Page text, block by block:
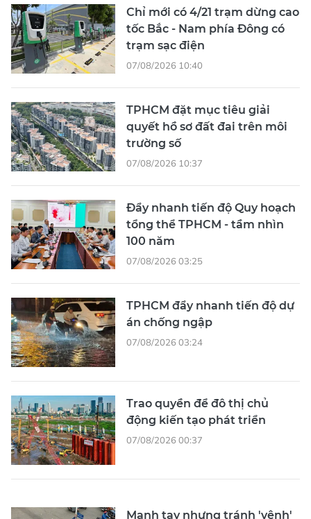
Chỉ mới có 4/21 trạm dừng cao
tốc Bắc - Nam phía Đông có
trạm sạc điện
07/08/2026 10:40
TPHCM đặt mục tiêu giải
quyết hồ sơ đất đai trên môi
trường số
07/08/2026 10:37
Đẩy nhanh tiến độ Quy hoạch
tổng thể TPHCM - tầm nhìn
100 năm
07/08/2026 03:25
TPHCM đẩy nhanh tiến độ dự
án chống ngập
07/08/2026 03:24
Trao quyền để đô thị chủ
động kiến tạo phát triển
07/08/2026 00:37
Mạnh tay nhưng tránh 'vênh'